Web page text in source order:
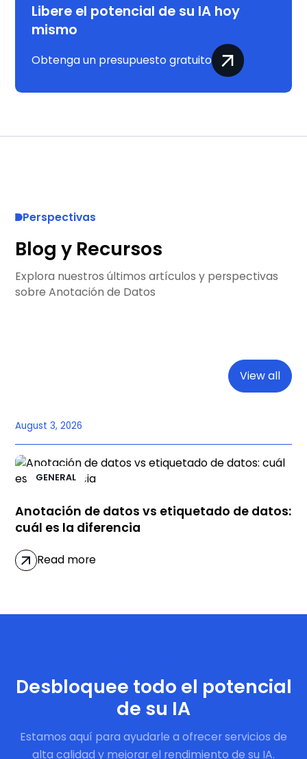
Libere el potencial de su IA hoy
mismo
Obtenga un presupuesto gratuito
Perspectivas
Blog y Recursos
Explora nuestros últimos artículos y perspectivas
sobre Anotación de Datos
View all
August 3, 2026
GENERAL
Anotación de datos vs etiquetado de datos:
cuál es la diferencia
Read more
Desbloquee todo el potencial
de su IA
Estamos aquí para ayudarle a ofrecer servicios de
alta calidad y mejorar el rendimiento de su IA.